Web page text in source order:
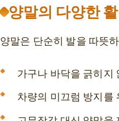
양말의 다양한
양말은 단순히 발을 따뜻
가구나 바닥을 긁히지
차량의 미끄럼 방지를